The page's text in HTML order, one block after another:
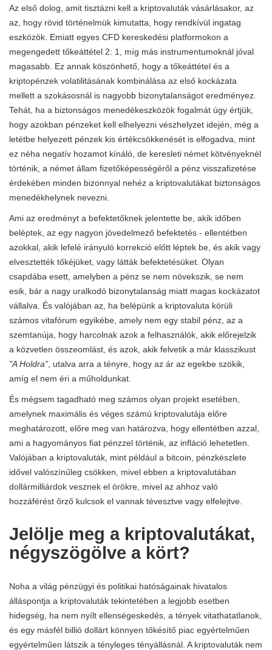
Az első dolog, amit tisztázni kell a kriptovaluták vásárlásakor, az
az, hogy rövid történelmük kimutatta, hogy rendkívül ingatag
eszközök. Emiatt egyes CFD kereskedési platformokon a
megengedett tőkeáttétel 2: 1, míg más instrumentumoknál jóval
magasabb. Ez annak köszönhető, hogy a tőkeáttétel és a
kriptopénzek volatilitásának kombinálása az első kockázata
mellett a szokásosnál is nagyobb bizonytalanságot eredményez.
Tehát, ha a biztonságos menedékeszközök fogalmát úgy értjük,
hogy azokban pénzeket kell elhelyezni vészhelyzet idején, még a
letétbe helyezett pénzek kis értékcsökkenését is elfogadva, mint
ez néha negatív hozamot kínáló, de keresleti német kötvényeknél
történik, a német állam fizetőképességéről a pénz visszafizetése
érdekében minden bizonnyal nehéz a kriptovalutákat biztonságos
menedékhelynek nevezni.
Ami az eredményt a befektetőknek jelentette be, akik időben
beléptek, az egy nagyon jövedelmező befektetés - ellentétben
azokkal, akik lefelé irányuló korrekció előtt léptek be, és akik vagy
elvesztették tőkéjüket, vagy látták befektetésüket. Olyan
csapdába esett, amelyben a pénz se nem növekszik, se nem
esik, bár a nagy uralkodó bizonytalanság miatt magas kockázatot
vállalva. És valójában az, ha belépünk a kriptovaluta körüli
számos vitafórum egyikébe, amely nem egy stabil pénz, az a
szemtanúja, hogy harcolnak azok a felhasználók, akik előrejelzik
a közvetlen összeomlást, és azok, akik felvetik a már klasszikust
"A Holdra", utalva arra a tényre, hogy az ár az egekbe szökik,
amíg el nem éri a műholdunkat.
És mégsem tagadható meg számos olyan projekt esetében,
amelynek maximális és véges számú kriptovalutája előre
meghatározott, előre meg van határozva, hogy ellentétben azzal,
ami a hagyományos fiat pénzzel történik, az infláció lehetetlen.
Valójában a kriptovaluták, mint például a bitcoin, pénzkészlete
idővel valószínűleg csökken, mivel ebben a kriptovalutában
dollármilliárdok vesznek el örökre, mivel az ahhoz való
hozzáférést őrző kulcsok el vannak tévesztve vagy elfelejtve.
Jelölje meg a kriptovalutákat,
négyszögölve a kört?
Noha a világ pénzügyi és politikai hatóságainak hivatalos
álláspontja a kriptovaluták tekintetében a legjobb esetben
hidegség, ha nem nyílt ellenségeskedés, a tények vitathatatlanok,
és egy másfél billió dollárt könnyen tőkésítő piac egyértelműen
egyértelműen látszik a tényleges tényállásnál. A kriptovaluták nem